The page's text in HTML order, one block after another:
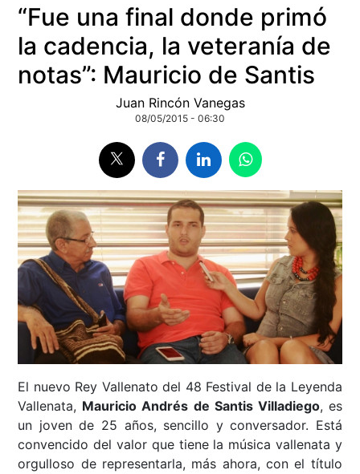
“Fue una final donde primó
la cadencia, la veteranía de
notas”: Mauricio de Santis
Juan Rincón Vanegas
08/05/2015 - 06:30
El nuevo Rey Vallenato del 48 Festival de la Leyenda
Vallenata, Mauricio Andrés de Santis Villadiego, es
un joven de 25 años, sencillo y conversador. Está
convencido del valor que tiene la música vallenata y
orgulloso de representarla, más ahora, con el título